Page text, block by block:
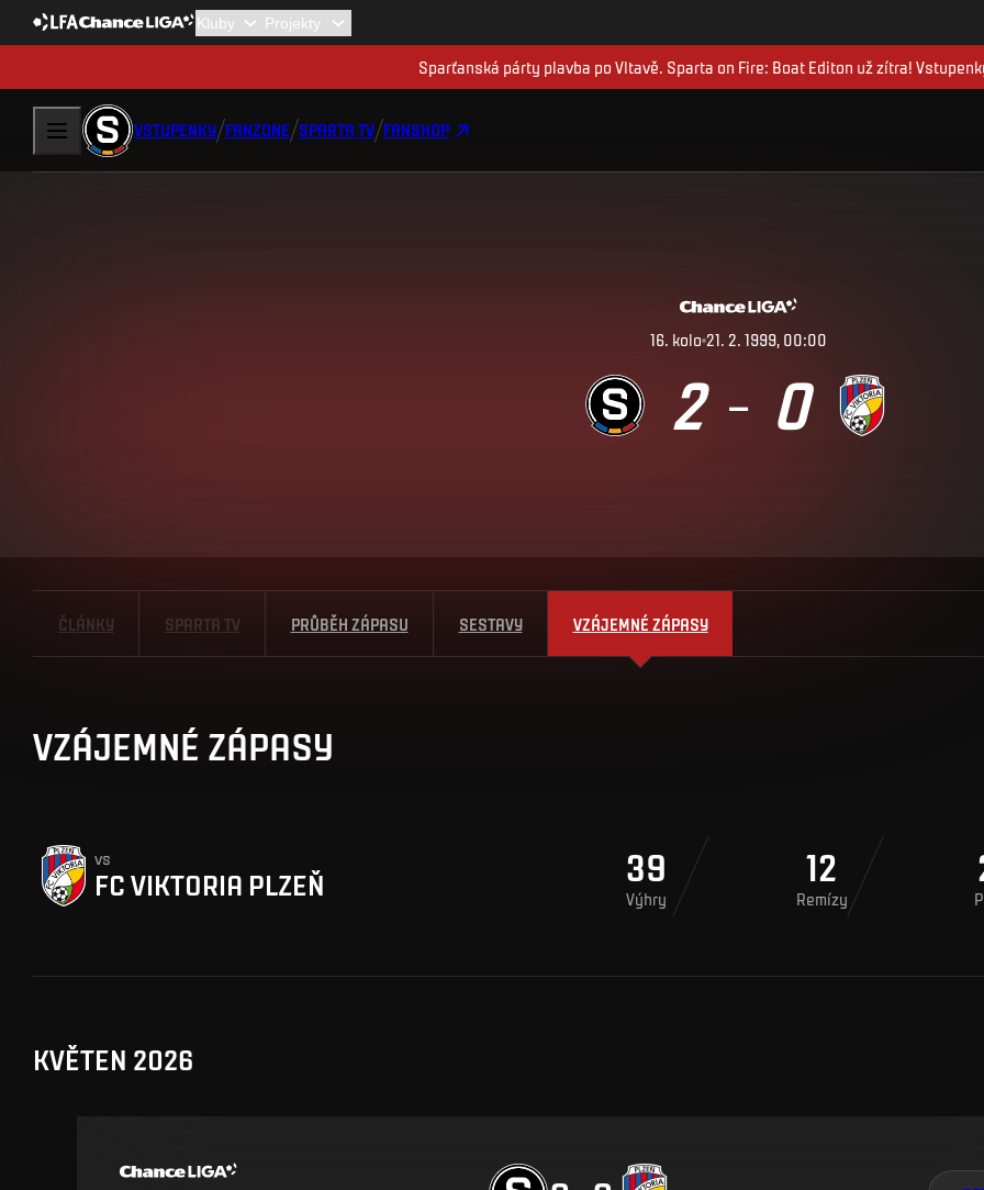
Sparťanská párty plavba po Vltavě. Sparta on Fire: Boat Editon už zítra!
VSTUPENKY FANZONE SPARTA TV FANSHOP
16. kolo 21. 2. 1999, 00:00
2 – 0
ČLÁNKY SPARTA TV PRŮBĚH ZÁPASU SESTAVY VZÁJEMNÉ ZÁPASY
VZÁJEMNÉ ZÁPASY
vs
FC VIKTORIA PLZEŇ 39
Výhry
12
Remízy
KVĚTEN 2026